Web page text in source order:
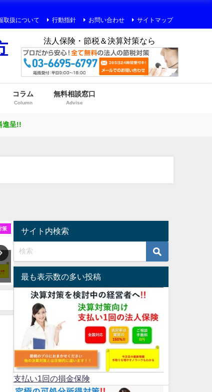
取扱について 行動指針 お問い合わせ サイトマップ
法人保険・節税＆決算対策なら
コラム
Column
無料相談窓口
Advise
進呈!!
策
2024年7月23日
サイト内検索
最も表示数の多い投稿
支払い1回の損金保険